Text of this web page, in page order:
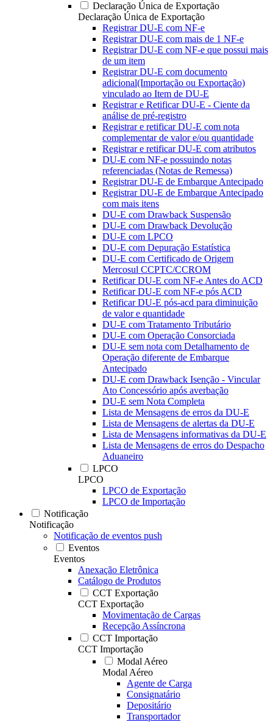
Declaração Única de Exportação
Declaração Única de Exportação
Registrar DU-E com NF-e
Registrar DU-E com mais de 1 NF-e
Registrar DU-E com NF-e que possui mais
de um item
Registrar DU-E com documento
adicional(Importação ou Exportação)
vinculado ao Item de DU-E
Registrar e Retificar DU-E - Ciente da
análise de pré-registro
Registrar e retificar DU-E com nota
complementar de valor e/ou quantidade
Registrar e retificar DU-E com atributos
DU-E com NF-e possuindo notas
referenciadas (Notas de Remessa)
Registrar DU-E de Embarque Antecipado
Registrar DU-E de Embarque Antecipado
com mais itens
DU-E com Drawback Suspensão
DU-E com Drawback Devolução
DU-E com LPCO
DU-E com Depuração Estatística
DU-E com Certificado de Origem
Mercosul CCPTC/CCROM
Retificar DU-E com NF-e Antes do ACD
Retificar DU-E com NF-e pós ACD
Retificar DU-E pós-acd para diminuição
de valor e quantidade
DU-E com Tratamento Tributário
DU-E com Operação Consorciada
DU-E sem nota com Detalhamento de
Operação diferente de Embarque
Antecipado
DU-E com Drawback Isenção - Vincular
Ato Concessório após averbação
DU-E sem Nota Completa
Lista de Mensagens de erros da DU-E
Lista de Mensagens de alertas da DU-E
Lista de Mensagens informativas da DU-E
Lista de Mensagens de erros do Despacho
Aduaneiro
LPCO
LPCO
LPCO de Exportação
LPCO de Importação
Notificação
Notificação
Notificação de eventos push
Eventos
Eventos
Anexação Eletrônica
Catálogo de Produtos
CCT Exportação
CCT Exportação
Movimentação de Cargas
Recepção Assíncrona
CCT Importação
CCT Importação
Modal Aéreo
Modal Aéreo
Agente de Carga
Consignatário
Depositário
Transportador